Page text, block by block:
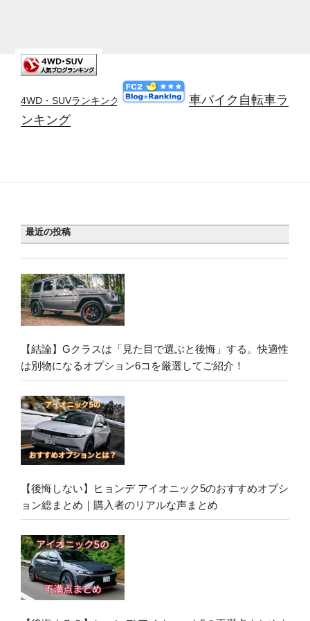
4WD・SUVランキング
車バイク自転車ラ
ンキング
最近の投稿
【結論】Gクラスは「見た目で選ぶと後悔」する。快適性
は別物になるオプション6コを厳選してご紹介！
【後悔しない】ヒョンデ アイオニック5のおすすめオプシ
ョン総まとめ｜購入者のリアルな声まとめ